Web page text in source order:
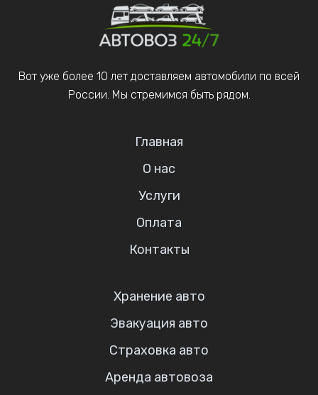
Вот уже более 10 лет доставляем автомобили по всей
России. Мы стремимся быть рядом.
Главная
О нас
Услуги
Оплата
Контакты
Хранение авто
Эвакуация авто
Страховка авто
Аренда автовоза